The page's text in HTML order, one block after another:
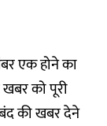
एक होने का
को पूरी
की खबर देने